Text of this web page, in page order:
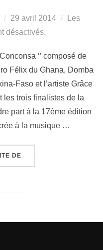
29 avril 2014
Les
désactivés.
‘’ composé de
Félix du Ghana, Domba
Faso et l’artiste Grâce
les trois finalistes de la
part à la 17ème édition
à la musique …
DE